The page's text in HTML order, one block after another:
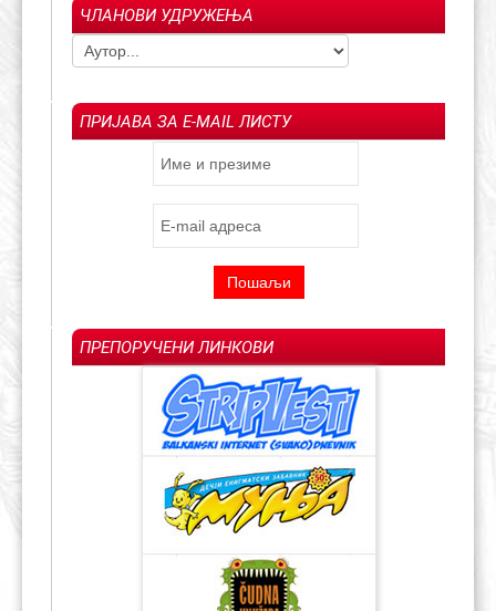
ЧЛАНОВИ УДРУЖЕЊА
ПРИЈАВА ЗА E-MAIL ЛИСТУ
ПРЕПОРУЧЕНИ ЛИНКОВИ